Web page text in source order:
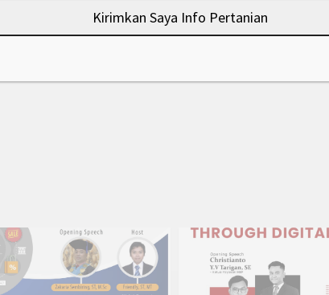
Kirimkan Saya Info Pertanian